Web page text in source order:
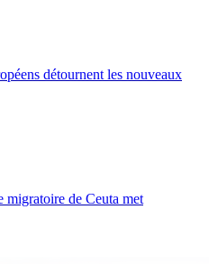
détournent les nouveaux
migratoire de Ceuta met